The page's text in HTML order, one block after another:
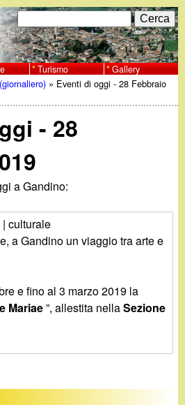
F
o
r
m
d
i
r
i
c
r
a
C
e
r
c
a
Turismo Gallery
» Eventi di oggi - 28 Febbraio
- 28
a Gandino:
| culturale
a Gandino un viaggio tra arte e
e fino al 3 marzo 2019 la
Mariae”, allestita nellaSezione